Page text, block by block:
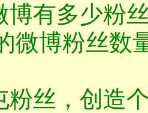
博有多少粉
微博粉丝数
粉丝，创造